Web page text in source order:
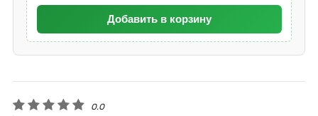
Добавить в корзину
0.0